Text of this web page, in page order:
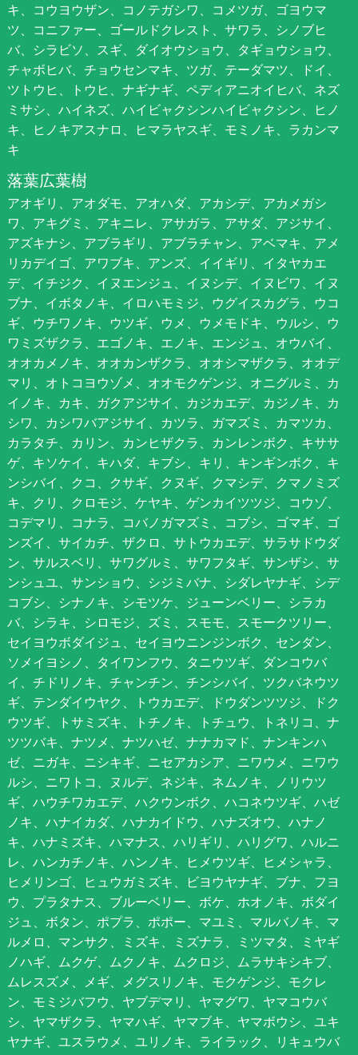
キ、コウヨウザン、コノテガシワ、コメツガ、ゴヨウマ
ツ、コニファー、ゴールドクレスト、サワラ、シノブヒ
バ、シラビソ、スギ、ダイオウショウ、タギョウショウ、
チャボヒバ、チョウセンマキ、ツガ、テーダマツ、ドイ、
ツトウヒ、トウヒ、ナギナギ、ペディアニオイヒバ、ネズ
ミサシ、ハイネズ、ハイビャクシンハイビャクシン、ヒノ
キ、ヒノキアスナロ、ヒマラヤスギ、モミノキ、ラカンマ
キ
落葉広葉樹
アオギリ、アオダモ、アオハダ、アカシデ、アカメガシ
ワ、アキグミ、アキニレ、アサガラ、アサダ、アジサイ、
アズキナシ、アブラギリ、アブラチャン、アベマキ、アメ
リカデイゴ、アワブキ、アンズ、イイギリ、イタヤカエ
デ、イチジク、イヌエンジュ、イヌシデ、イヌビワ、イヌ
ブナ、イボタノキ、イロハモミジ、ウグイスカグラ、ウコ
ギ、ウチワノキ、ウツギ、ウメ、ウメモドキ、ウルシ、ウ
ワミズザクラ、エゴノキ、エノキ、エンジュ、オウバイ、
オオカメノキ、オオカンザクラ、オオシマザクラ、オオデ
マリ、オトコヨウゾメ、オオモクゲンジ、オニグルミ、カ
イノキ、カキ、ガクアジサイ、カジカエデ、カジノキ、カ
シワ、カシワバアジサイ、カツラ、ガマズミ、カマツカ、
カラタチ、カリン、カンヒザクラ、カンレンボク、キササ
ゲ、キソケイ、キハダ、キブシ、キリ、キンギンボク、キ
ンシバイ、クコ、クサギ、クヌギ、クマシデ、クマノミズ
キ、クリ、クロモジ、ケヤキ、ゲンカイツツジ、コウゾ、
コデマリ、コナラ、コバノガマズミ、コブシ、ゴマギ、ゴ
ンズイ、サイカチ、ザクロ、サトウカエデ、サラサドウダ
ン、サルスベリ、サワグルミ、サワフタギ、サンザシ、サ
ンシュユ、サンショウ、シジミバナ、シダレヤナギ、シデ
コブシ、シナノキ、シモツケ、ジューンベリー、シラカ
バ、シラキ、シロモジ、ズミ、スモモ、スモークツリー、
セイヨウボダイジュ、セイヨウニンジンボク、センダン、
ソメイヨシノ、タイワンフウ、タニウツギ、ダンコウバ
イ、チドリノキ、チャンチン、チンシバイ、ツクバネウツ
ギ、テンダイウヤク、トウカエデ、ドウダンツツジ、ドク
ウツギ、トサミズキ、トチノキ、トチュウ、トネリコ、ナ
ツツバキ、ナツメ、ナツハゼ、ナナカマド、ナンキンハ
ゼ、ニガキ、ニシキギ、ニセアカシア、ニワウメ、ニワウ
ルシ、ニワトコ、ヌルデ、ネジキ、ネムノキ、ノリウツ
ギ、ハウチワカエデ、ハクウンボク、ハコネウツギ、ハゼ
ノキ、ハナイカダ、ハナカイドウ、ハナズオウ、ハナノ
キ、ハナミズキ、ハマナス、ハリギリ、ハリグワ、ハルニ
レ、ハンカチノキ、ハンノキ、ヒメウツギ、ヒメシャラ、
ヒメリンゴ、ヒュウガミズキ、ビヨウヤナギ、ブナ、フヨ
ウ、プラタナス、ブルーベリー、ボケ、ホオノキ、ボダイ
ジュ、ボタン、ポプラ、ポポー、マユミ、マルバノキ、マ
ルメロ、マンサク、ミズキ、ミズナラ、ミツマタ、ミヤギ
ノハギ、ムクゲ、ムクノキ、ムクロジ、ムラサキシキブ、
ムレスズメ、メギ、メグスリノキ、モクゲンジ、モクレ
ン、モミジバフウ、ヤブデマリ、ヤマグワ、ヤマコウバ
シ、ヤマザクラ、ヤマハギ、ヤマブキ、ヤマボウシ、ユキ
ヤナギ、ユスラウメ、ユリノキ、ライラック、リキュウバ